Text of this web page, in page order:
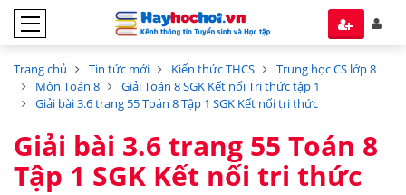
Trang chủ Tin tức mới Kiến thức THCS
Trung học CS lớp 8
Môn Toán 8
Giải Toán 8 SGK Kết nối Tri thức tập 1
Giải bài 3.6 trang 55 Toán 8 Tập 1 SGK Kết nối tri thức
Giải bài 3.6 trang 55 Toán 8
Tập 1 SGK Kết nối tri thức